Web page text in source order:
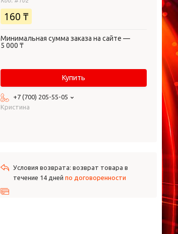
160 ₸
Минимальная сумма заказа на сайте —
5 000 ₸
Купить
+7 (700) 205-55-05
Кристина
возврат товара в
течение 14 дней по договоренности